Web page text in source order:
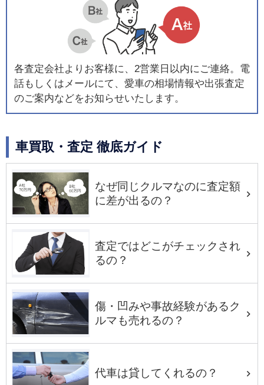
各査定会社よりお客様に、2営業日以内にご連絡。電
話もしくはメールにて、愛車の相場情報や出張査定
のご案内などをお知らせいたします。
車買取・査定 徹底ガイド
なぜ同じクルマなのに査定額
に差が出るの？
査定ではどこがチェックされ
るの？
傷・凹みや事故経験があるク
ルマも売れるの？
代車は貸してくれるの？